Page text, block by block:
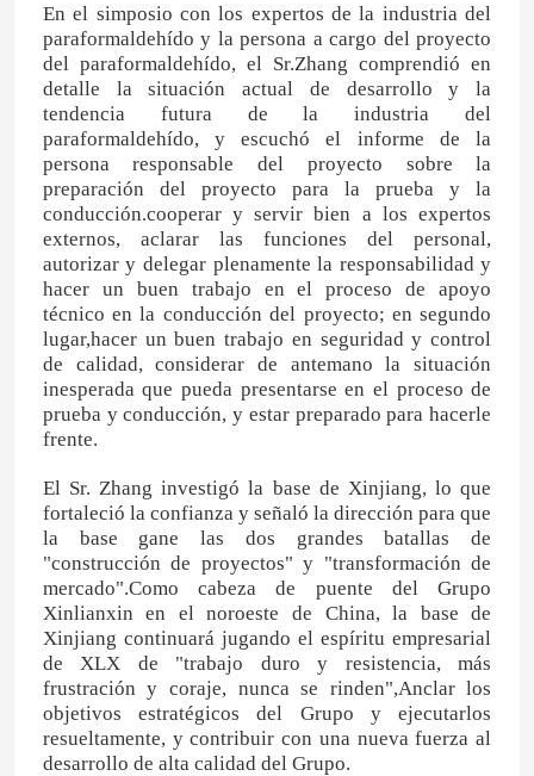
Control de calidad
Éntrenos en contacto con
Noticias
Casos
Urea
Fertilizante de nitrógeno y potasio
Fertilizante compuesto
Nitrato de calcio y amonio (CAN)
Melamina
Biometanol
En el simposio con los expertos de la industria del
paraformaldehído y la persona a cargo del proyecto
del paraformaldehído, el Sr.Zhang comprendió en
detalle la situación actual de desarrollo y la
tendencia futura de la industria del
paraformaldehído, y escuchó el informe de la
persona responsable del proyecto sobre la
preparación del proyecto para la prueba y la
conducción.cooperar y servir bien a los expertos
externos, aclarar las funciones del personal,
autorizar y delegar plenamente la responsabilidad y
hacer un buen trabajo en el proceso de apoyo
técnico en la conducción del proyecto; en segundo
lugar,hacer un buen trabajo en seguridad y control
de calidad, considerar de antemano la situación
inesperada que pueda presentarse en el proceso de
prueba y conducción, y estar preparado para hacerle
frente.
El Sr. Zhang investigó la base de Xinjiang, lo que
fortaleció la confianza y señaló la dirección para que
la base gane las dos grandes batallas de
"construcción de proyectos" y "transformación de
mercado".Como cabeza de puente del Grupo
Xinlianxin en el noroeste de China, la base de
Xinjiang continuará jugando el espíritu empresarial
de XLX de "trabajo duro y resistencia, más
frustración y coraje, nunca se rinden",Anclar los
objetivos estratégicos del Grupo y ejecutarlos
resueltamente, y contribuir con una nueva fuerza al
desarrollo de alta calidad del Grupo.